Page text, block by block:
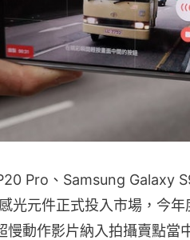
Pro、Samsung Galaxy
光元件正式投入市場，今
慢動作影片納入拍攝賣點當